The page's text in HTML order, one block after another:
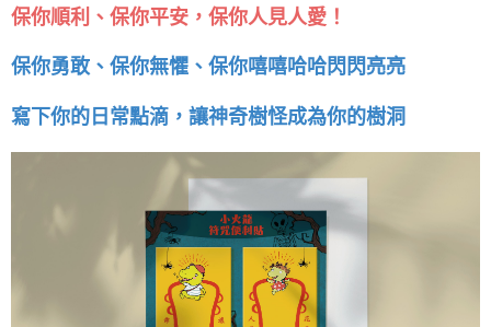
保你順利、保你平安，保你人見人愛！
保你勇敢、保你無懼、保你嘻嘻哈哈閃閃亮亮
寫下你的日常點滴，讓神奇樹怪成為你的樹洞